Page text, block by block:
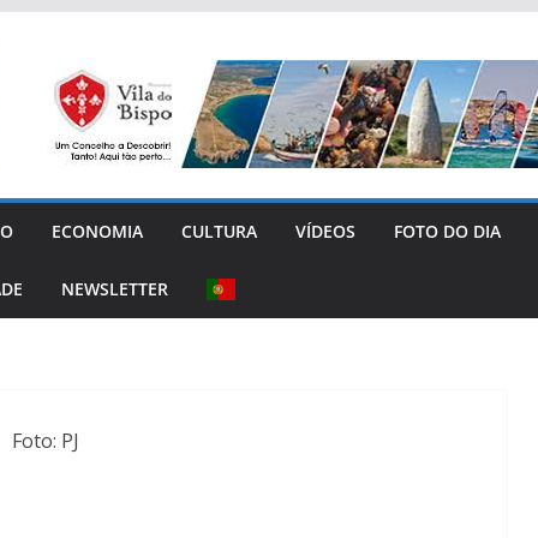
ECONOMIA CULTURA VÍDEOS FOTO DO DIA
NEWSLETTER
Foto: PJ